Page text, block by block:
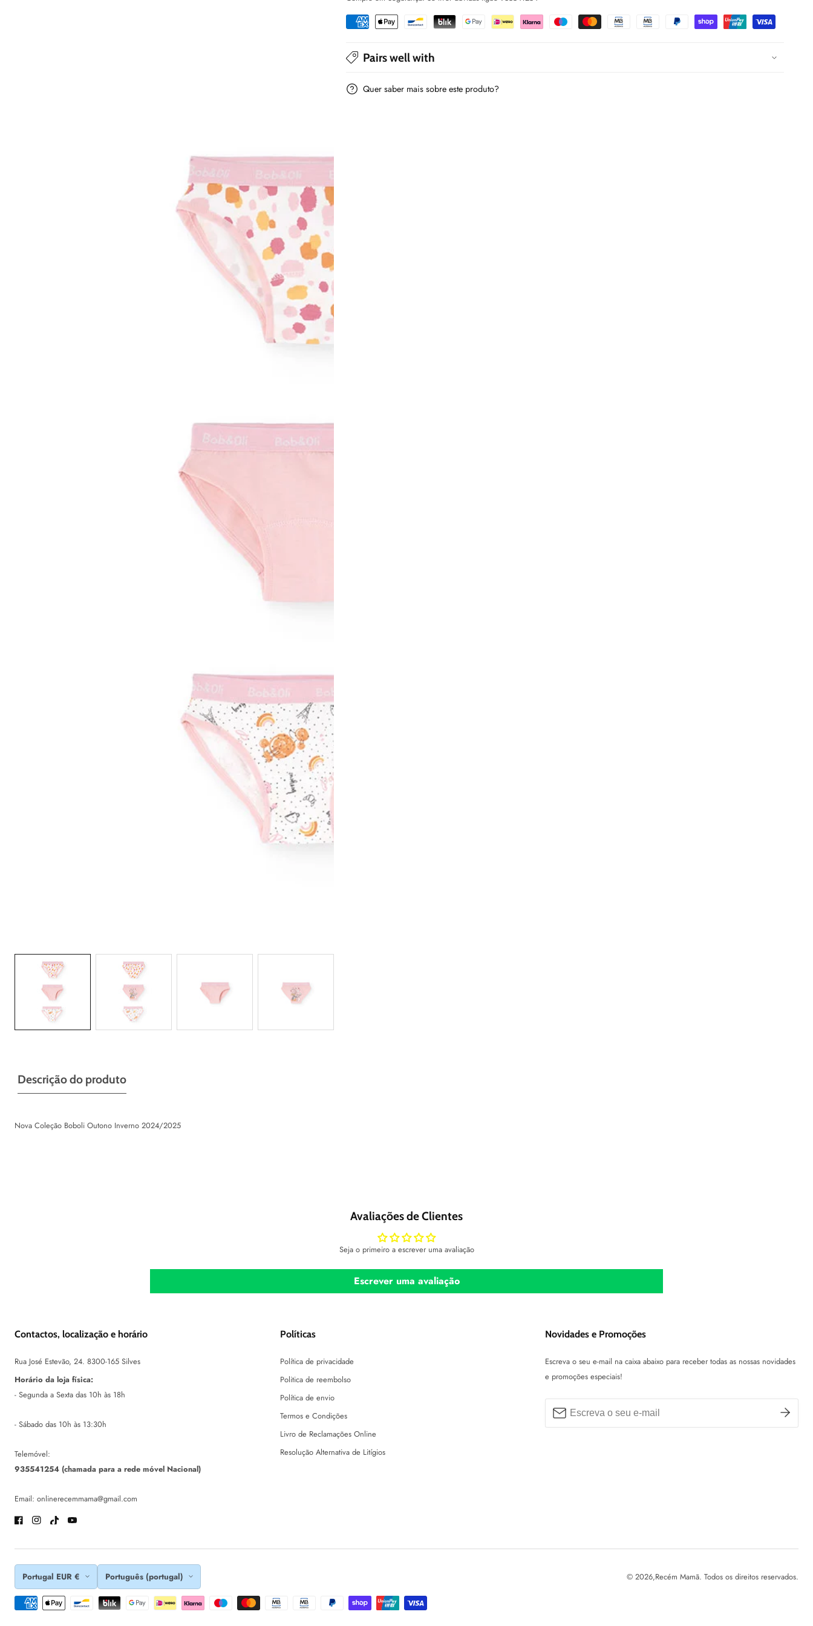
Galeria
menina
-
menina
Pairs well with
Quer saber mais sobre este produto?
Descrição do produto
Nova Coleção Boboli Outono Inverno 2024/2025
Avaliações de Clientes
Seja o primeiro a escrever uma avaliação
Escrever uma avaliação
Contactos, localização e horário
Rua José Estevão, 24. 8300-165 Silves
Horário da loja física:
- Segunda a Sexta das 10h às 18h
- Sábado das 10h às 13:30h
Telemóvel:
935541254 (chamada para a rede móvel Nacional)
Email: onlinerecemmama@gmail.com
Facebook
Instagram
TikTokYoutube
Políticas
Política de privacidade
Politica de reembolso
Política de envio
Termos e Condições
Livro de Reclamações Online
Resolução Alternativa de Litígios
Novidades e Promoções
Escreva o seu e-mail na caixa abaixo para receber todas as nossas novidades
e promoções especiais!
Portugal EUR € Português (portugal) © 2026,Recém Mamã. Todos os direitos reservados.